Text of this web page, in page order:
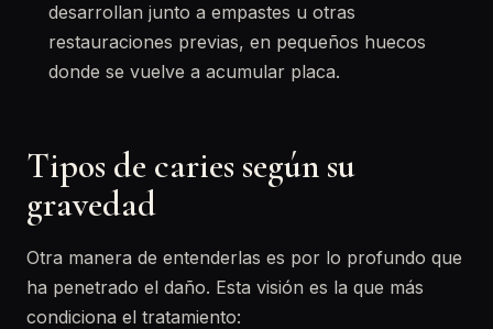
desarrollan junto a empastes u otras
restauraciones previas, en pequeños huecos
donde se vuelve a acumular placa.
Tipos de caries según su
gravedad
Otra manera de entenderlas es por lo profundo que
ha penetrado el daño. Esta visión es la que más
condiciona el tratamiento: